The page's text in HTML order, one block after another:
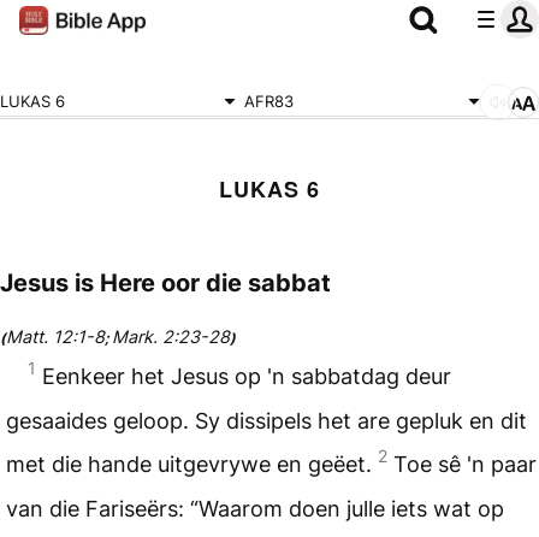
LUKAS 6 AFR83
LUKAS 6
Jesus is Here oor die sabbat
(Matt. 12:1-8;Mark. 2:23-28)
1 Eenkeer het Jesus op 'n sabbatdag deur
gesaaides geloop. Sy dissipels het are gepluk en dit
met die hande uitgevrywe en geëet. 2 Toe sê 'n paar
van die Fariseërs: “Waarom doen julle iets wat op